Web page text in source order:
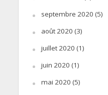
septembre 2020 (5)
août 2020 (3)
juillet 2020 (1)
juin 2020 (1)
mai 2020 (5)